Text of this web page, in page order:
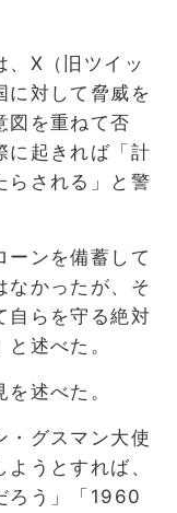
、X（旧ツイッ
に対して脅威を
図を重ねて否
に起きれば「計
らされる」と警
ーンを備蓄して
なかったが、そ
自らを守る絶対
述べた。
述べた。
・グスマン大使
うとすれば、
ろう」「1960